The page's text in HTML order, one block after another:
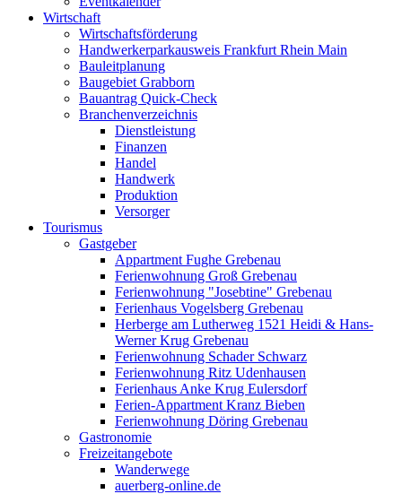
Wirtschaft
Wirtschaftsförderung
Handwerkerparkausweis Frankfurt Rhein Main
Bauleitplanung
Baugebiet Grabborn
Bauantrag Quick-Check
Branchenverzeichnis
Dienstleistung
Finanzen
Handel
Handwerk
Produktion
Versorger
Tourismus
Gastgeber
Appartment Fughe Grebenau
Ferienwohnung Groß Grebenau
Ferienwohnung "Josebtine" Grebenau
Ferienhaus Vogelsberg Grebenau
Herberge am Lutherweg 1521 Heidi & Hans-
Werner Krug Grebenau
Ferienwohnung Schader Schwarz
Ferienwohnung Ritz Udenhausen
Ferienhaus Anke Krug Eulersdorf
Ferien-Appartment Kranz Bieben
Ferienwohnung Döring Grebenau
Gastronomie
Freizeitangebote
Wanderwege
auerberg-online.de